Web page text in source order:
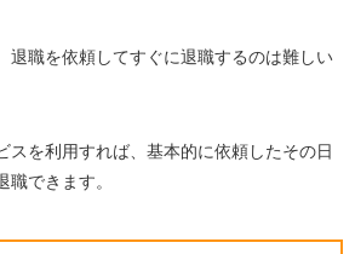
退職を依頼してすぐに退職するのは難しい
スを利用すれば、基本的に依頼したその日
できます。